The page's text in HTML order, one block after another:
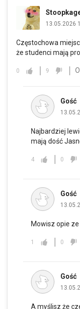
13.05.2026
Częstochowa
że studenci mają
0 9
Gość
Najbardziej
mają dość
4 0
Gość
Mowisz opie
1 0
Gość
A myślisz że